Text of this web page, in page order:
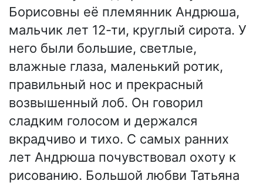
Борисовны её племянник Андрюша,
мальчик лет 12-ти, круглый сирота. У
него были большие, светлые,
влажные глаза, маленький ротик,
правильный нос и прекрасный
возвышенный лоб. Он говорил
сладким голосом и держался
вкрадчиво и тихо. С самых ранних
лет Андрюша почувствовал охоту к
рисованию. Большой любви Татьяна